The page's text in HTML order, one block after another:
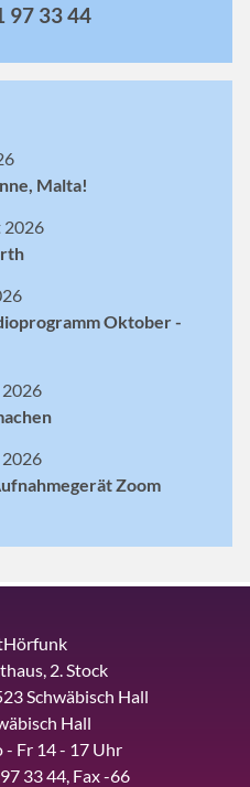
97 33 44
Malta!
2026
Oktober -
2026
2026
Zoom
2. Stock
Schwäbisch Hall
Hall
Fr 14 - 17 Uhr
33 44, Fax -66